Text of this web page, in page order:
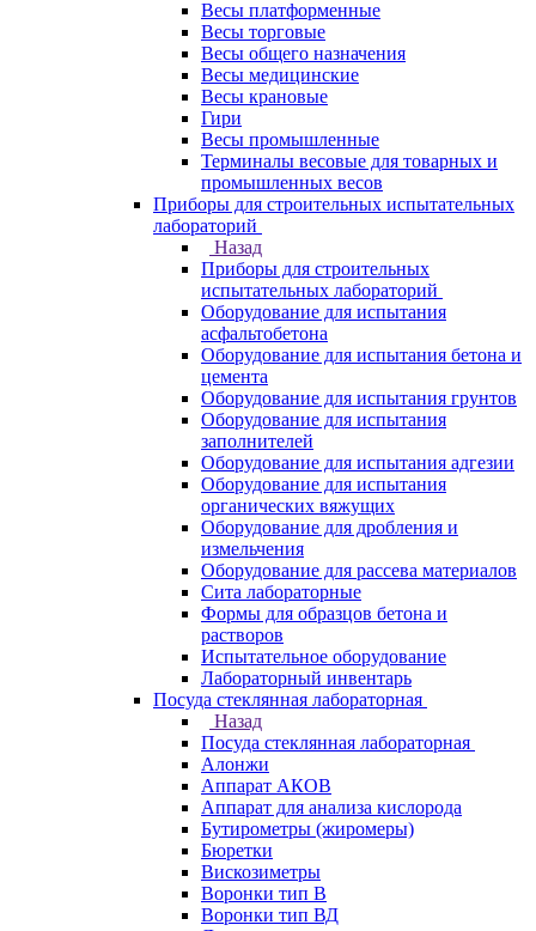
Весы платформенные
Весы торговые
Весы общего назначения
Весы медицинские
Весы крановые
Гири
Весы промышленные
Терминалы весовые для товарных и
промышленных весов
Приборы для строительных испытательных
лабораторий
Назад
Приборы для строительных
испытательных лабораторий
Оборудование для испытания
асфальтобетона
Оборудование для испытания бетона и
цемента
Оборудование для испытания грунтов
Оборудование для испытания
заполнителей
Оборудование для испытания адгезии
Оборудование для испытания
органических вяжущих
Оборудование для дробления и
измельчения
Оборудование для рассева материалов
Сита лабораторные
Формы для образцов бетона и
растворов
Испытательное оборудование
Лабораторный инвентарь
Посуда стеклянная лабораторная
Назад
Посуда стеклянная лабораторная
Алонжи
Аппарат АКОВ
Аппарат для анализа кислорода
Бутирометры (жиромеры)
Бюретки
Вискозиметры
Воронки тип В
Воронки тип ВД